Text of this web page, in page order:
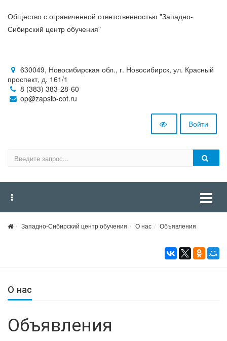
Общество с ограниченной ответственностью "Западно-
Сибирский центр обучения"
630049, Новосибирская обл., г. Новосибирск, ул. Красный
проспект, д. 161/1
8 (383) 383-28-60
op@zapsib-cot.ru
Войти
Западно-Сибирский центр обучения О нас Объявления
О нас
Объявления